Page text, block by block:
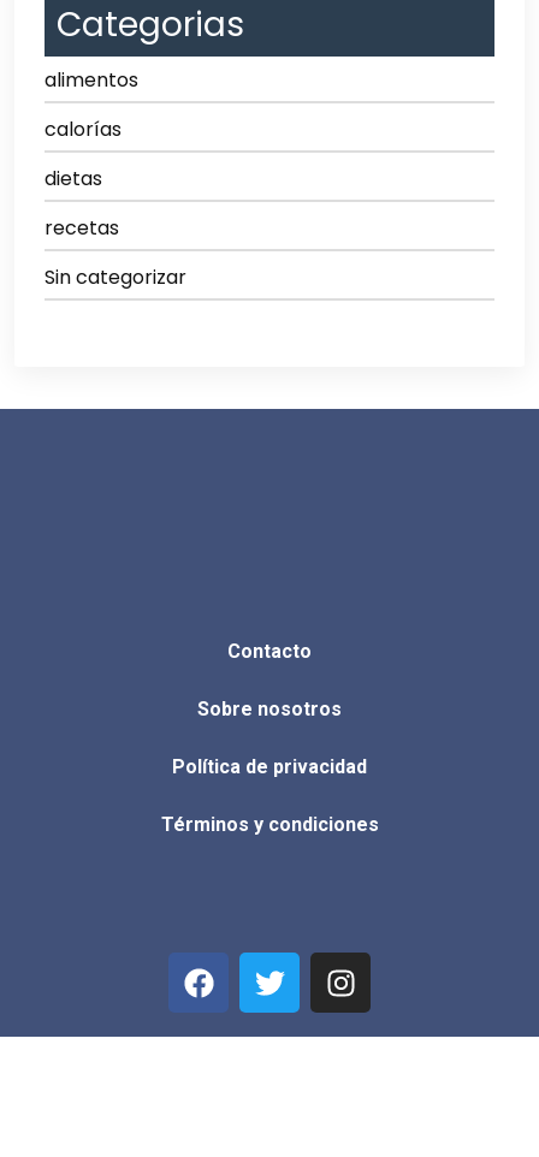
Categorias
alimentos
calorías
dietas
recetas
Sin categorizar
Contacto
Sobre nosotros
Política de privacidad
Términos y condiciones